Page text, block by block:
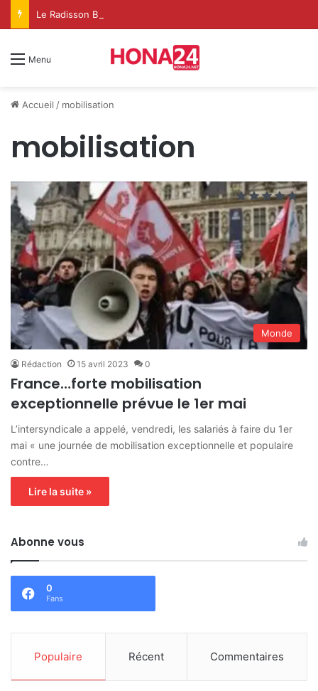
Menu
Accueil / mobilisation
mobilisation
Monde
Rédaction 15 avril 2023 0
France…forte mobilisation
exceptionnelle prévue le 1er mai
L’intersyndicale a appelé, vendredi, les salariés à faire du 1er
mai « une journée de mobilisation exceptionnelle et populaire
contre…
Lire la suite »
Abonne vous
0
Fans
Populaire Récent Commentaires